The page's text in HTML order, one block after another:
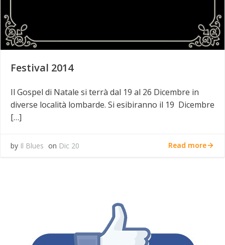
Festival 2014
Il Gospel di Natale si terrà dal 19 al 26 Dicembre in
diverse località lombarde. Si esibiranno il 19 Dicembre
[…]
by Il Blues on Dic 20 Read more